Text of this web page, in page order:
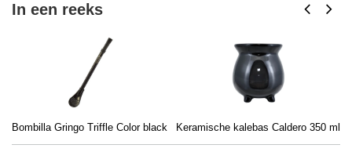
In een reeks
Bombilla Gringo Triffle Color black Keramische kalebas Caldero 350 ml